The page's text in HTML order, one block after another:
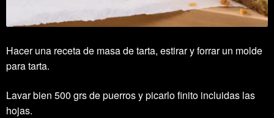
Hacer una receta de masa de tarta, estirar y forrar un molde
para tarta.
Lavar bien 500 grs de puerros y picarlo finito incluidas las
hojas.